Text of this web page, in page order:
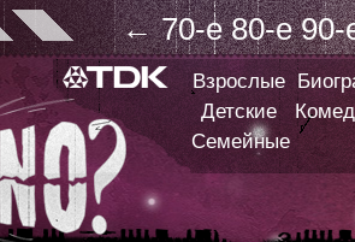
← 70-е 80-е 90-
Взрослые
Детские
Семейные